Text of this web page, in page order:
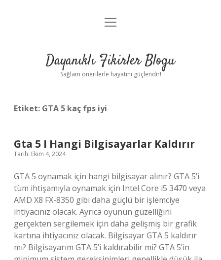
Anasayfa
Yasal Uyarı
menüyü
Dayanıklı Fikirler Blogu
Sağlam önerilerle hayatını güçlendir!
Etiket: GTA 5 kaç fps iyi
Gta 5 I Hangi Bilgisayarlar Kaldırır
Tarih: Ekim 4, 2024
GTA 5 oynamak için hangi bilgisayar alınır? GTA 5’i
tüm ihtişamıyla oynamak için Intel Core i5 3470 veya
AMD X8 FX-8350 gibi daha güçlü bir işlemciye
ihtiyacınız olacak. Ayrıca oyunun güzelliğini
gerçekten sergilemek için daha gelişmiş bir grafik
kartına ihtiyacınız olacak. Bilgisayar GTA 5 kaldırır
mı? Bilgisayarım GTA 5’i kaldırabilir mi? GTA 5’in